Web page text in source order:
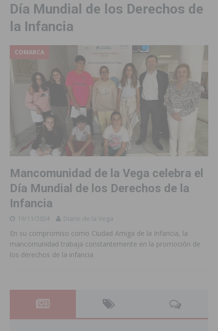
Día Mundial de los Derechos de
la Infancia
COMARCA
Mancomunidad de la Vega celebra el
Día Mundial de los Derechos de la
Infancia
19/11/2024 Diario de la Vega
En su compromiso como Ciudad Amiga de la Infancia, la
mancomunidad trabaja constantemente en la promoción de
los derechos de la infancia